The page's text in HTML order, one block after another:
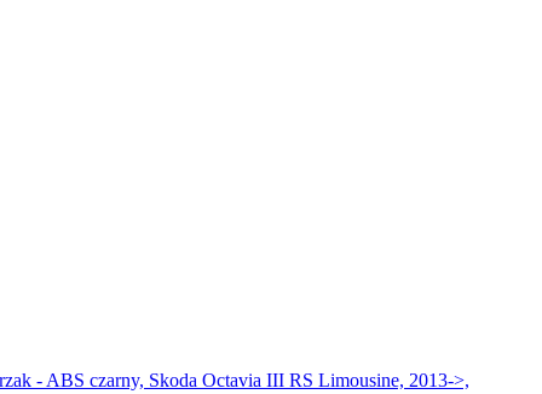
- ABS czarny, Skoda Octavia III RS Limousine, 2013->,